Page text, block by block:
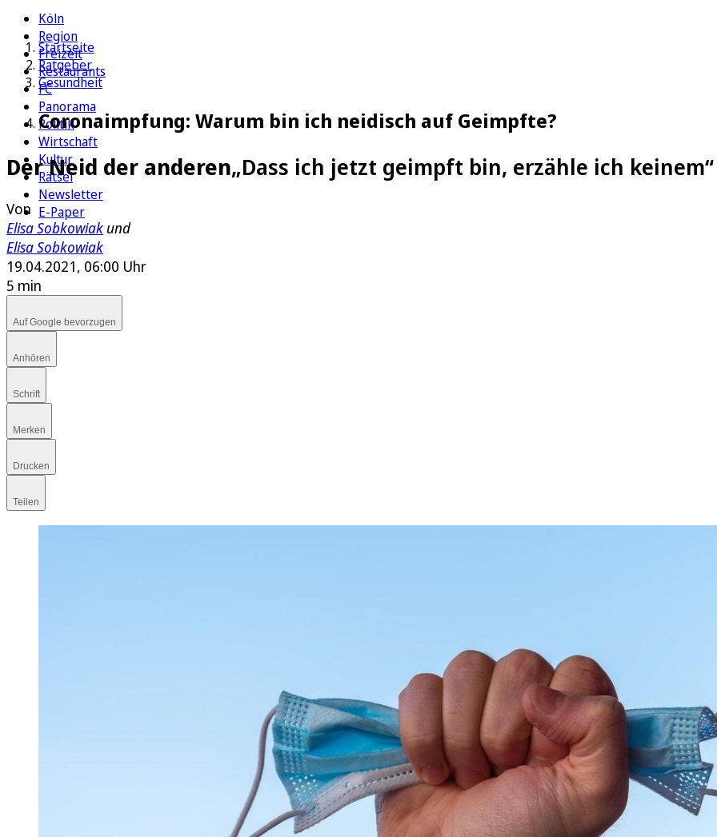
Köln
Region
Freizeit
Restaurants
FC
Panorama
Politik
Wirtschaft
Kultur
Rätsel
Newsletter
E-Paper
Startseite
Ratgeber
Gesundheit
Coronaimpfung: Warum bin ich neidisch auf Geimpfte?
Der Neid der anderen„Dass ich jetzt geimpft bin, erzähle ich keinem“
Von
Elisa Sobkowiak und
Elisa Sobkowiak
19.04.2021, 06:00 Uhr
5 min
Auf Google bevorzugen
Anhören
Schrift
Merken
Drucken
Teilen